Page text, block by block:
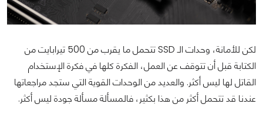
لكن للأمانة، وحدات الـ SSD تتحمل ما يقرب من 500 تيرابايت من
الكتابة قبل أن تتوقف عن العمل، الفكرة كلها في فكرة الإستخدام
القاتل لها ليس أكثر. والعديد من الوحدات القوية التي ستجد مراجعاتها
عندنا قد تتحمل أكثر من هذا بكثير، فالمسألة مسألة جودة ليس أكثر.